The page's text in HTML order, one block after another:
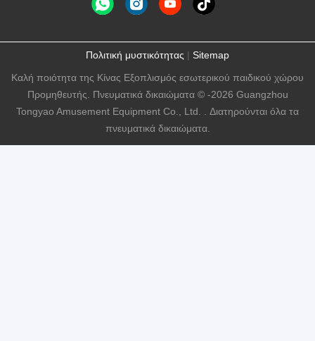
Πολιτική μυστικότητας | Sitemap
Καλή ποιότητα της Κίνας Εξοπλισμός εσωτερικού παιδικού χώρου
Προμηθευτής. Πνευματικά δικαιώματα © -2026 Guangzhou
Tongyao Amusement Equipment Co., Ltd. . Διατηρούνται όλα τα
πνευματικά δικαιώματα.